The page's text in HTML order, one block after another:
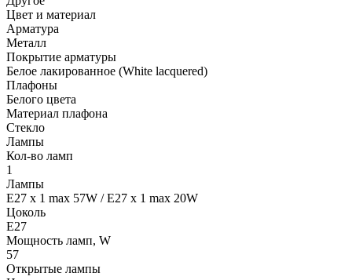
Цвет и материал
Арматура
Металл
Покрытие арматуры
Белое лакированное (White lacquered)
Плафоны
Белого цвета
Материал плафона
Стекло
Лампы
Кол-во ламп
1
Лампы
E27 x 1 max 57W / E27 x 1 max 20W
Цоколь
E27
Мощность ламп, W
57
Открытые лампы